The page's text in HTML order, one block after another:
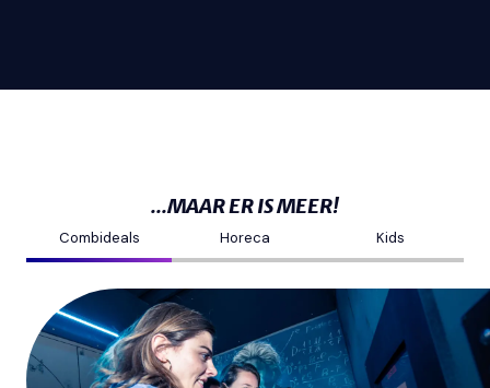
...MAAR ER IS MEER!
Combideals Horeca Kids